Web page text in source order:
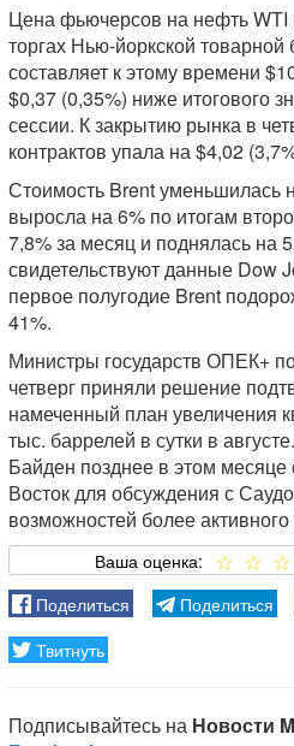
Цена фьючерсов на нефть WTI
торгах Нью-йоркской
составляет к этому времени
$0,37 (0,35%) ниже итогового
сессии. К закрытию рынка в
контрактов упала на $4,02
Стоимость Brent уменьшилась
выросла на 6% по итогам
7,8% за месяц и поднялась на
свидетельствуют данные Dow
первое полугодие Brent
41%.
Министры государств ОПЕК+
четверг приняли решение
намеченный план увеличения
тыс. баррелей в сутки в
Байден позднее в этом
Восток для обсуждения с
возможностей более